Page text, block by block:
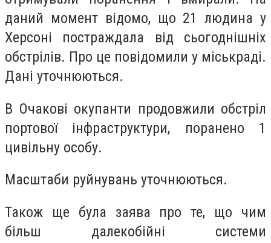
даний момент відомо, що 21 людина у
Херсоні постраждала від сьогоднішніх
обстрілів. Про це повідомили у міськраді.
Дані уточнюються.
В Очакові окупанти продовжили обстріл
портової інфраструктури, поранено 1
цивільну особу.
Масштаби руйнувань уточнюються.
Також ще була заява про те, що чим
більш далекобійні системи